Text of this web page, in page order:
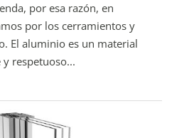
por esa razón, en
por los cerramientos y
El aluminio es un material
respetuoso...